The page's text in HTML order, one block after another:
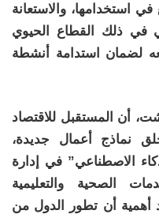
استخدامها، والاستعانة
في ذلك القطاع الحيوي
لضمان استدامة أنشطة
أن المستقبل للاقتصاد
نماذج أعمال جديدة،
الاصطناعي” في إدارة
الصحية والتعليمية
أهمية أن تطور الدول من